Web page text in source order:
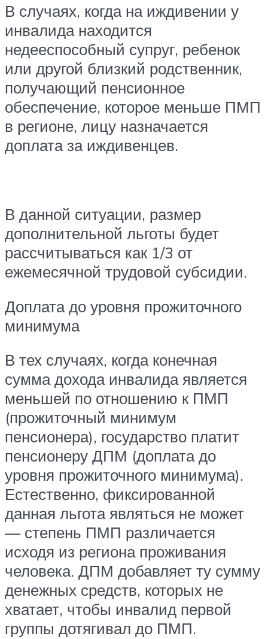
В случаях, когда на иждивении у
инвалида находится
недееспособный супруг, ребенок
или другой близкий родственник,
получающий пенсионное
обеспечение, которое меньше ПМП
в регионе, лицу назначается
доплата за иждивенцев.
В данной ситуации, размер
дополнительной льготы будет
рассчитываться как 1/3 от
ежемесячной трудовой субсидии.
Доплата до уровня прожиточного
минимума
В тех случаях, когда конечная
сумма дохода инвалида является
меньшей по отношению к ПМП
(прожиточный минимум
пенсионера), государство платит
пенсионеру ДПМ (доплата до
уровня прожиточного минимума).
Естественно, фиксированной
данная льгота являться не может
— степень ПМП различается
исходя из региона проживания
человека. ДПМ добавляет ту сумму
денежных средств, которых не
хватает, чтобы инвалид первой
группы дотягивал до ПМП.